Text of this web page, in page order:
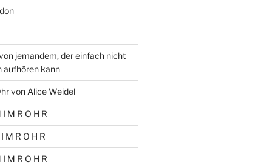
jemandem, der einfach nicht
aufhören kann
von Alice Weidel
I M R O H R
M R O H R
I M R O H R